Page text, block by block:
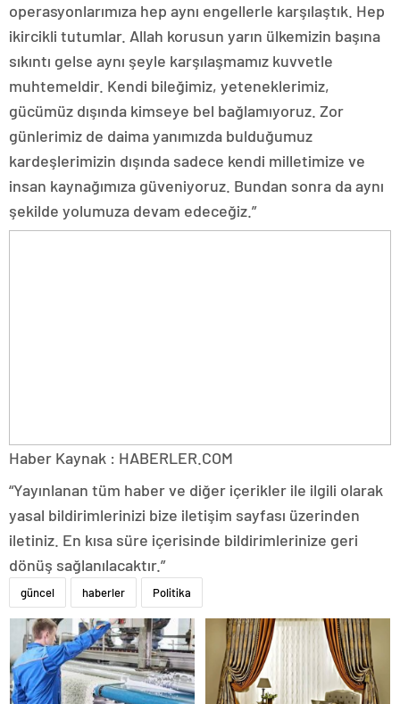
operasyonlarımıza hep aynı engellerle karşılaştık. Hep
ikircikli tutumlar. Allah korusun yarın ülkemizin başına
sıkıntı gelse aynı şeyle karşılaşmamız kuvvetle
muhtemeldir. Kendi bileğimiz, yeteneklerimiz,
gücümüz dışında kimseye bel bağlamıyoruz. Zor
günlerimiz de daima yanımızda bulduğumuz
kardeşlerimizin dışında sadece kendi milletimize ve
insan kaynağımıza güveniyoruz. Bundan sonra da aynı
şekilde yolumuza devam edeceğiz.”
Haber Kaynak : HABERLER.COM
“Yayınlanan tüm haber ve diğer içerikler ile ilgili olarak
yasal bildirimlerinizi bize iletişim sayfası üzerinden
iletiniz. En kısa süre içerisinde bildirimlerinize geri
dönüş sağlanılacaktır.”
güncel haberler Politika